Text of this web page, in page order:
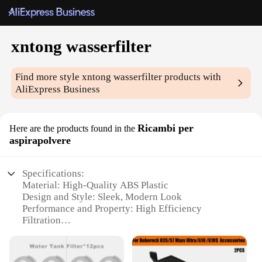
xntong wasserfilter
Find more stylexntong wasserfilter products with
AliExpress Business
Here are the products found in the Ricambi per
aspirapolvere
Specifications:
Material: High-Quality ABS Plastic
Design and Style: Sleek, Modern Look
Performance and Property: High Efficiency
Filtration
Usage and Purpose: Ideal for Home and Commercial
Vacuum Cleaners